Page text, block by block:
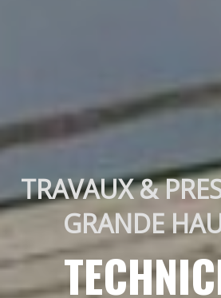
TRAVAUX &
GRANDE